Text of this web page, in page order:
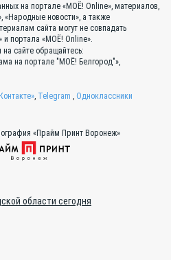
на портале «МОЁ! Online», материалов,
новости», а также
сайта могут не совпадать
и портала «МОЁ! Online».
сайте обращайтесь:
на портале "МОЁ! Белгород"»,
, Telegram , Одноклассники
«Прайм Принт Воронеж»
области сегодня